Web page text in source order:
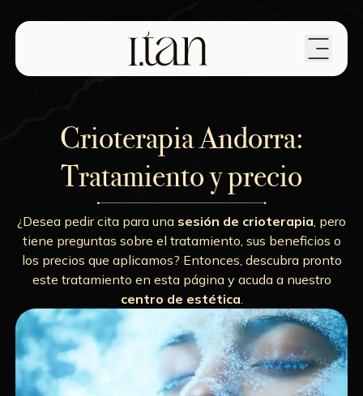
Crioterapia Andorra:
Tratamiento y precio
¿Desea pedir cita para una sesión de crioterapia, pero
tiene preguntas sobre el tratamiento, sus beneficios o
los precios que aplicamos? Entonces, descubra pronto
este tratamiento en esta página y acuda a nuestro
centro de estética.